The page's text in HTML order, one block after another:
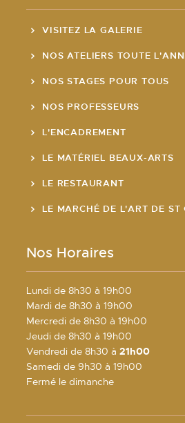
VISITEZ LA GALERIE
NOS ATELIERS TOUTE
NOS STAGES POUR TOUS
NOS PROFESSEURS
L'ENCADREMENT
LE MATÉRIEL BEAUX-ARTS
LE RESTAURANT
LE MARCHÉ DE L'ART DE ST
Nos Horaires
Lundi de 8h30 à 19h00
Mardi de 8h30 à 19h00
Mercredi de 8h30 à 19h00
Jeudi de 8h30 à 19h00
Vendredi de 8h30 à 21h00
Samedi de 9h30 à 19h00
Fermé le dimanche